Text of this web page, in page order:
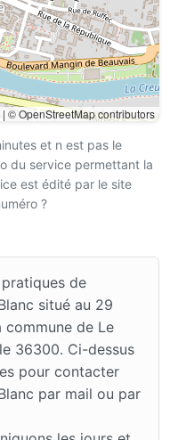
| © OpenStreetMap contributors
et n est pas le
du service permettant la
est édité par le site
?
de
situé au 29
commune de Le
36300. Ci-dessus
pour contacter
par mail ou par